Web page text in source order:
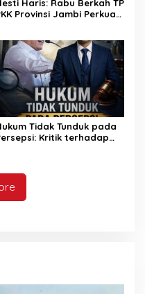
Haris: Rabu Berkah TP
Provinsi Jambi Perkuat
Rumah
Tidak Tunduk pada
Kritik terhadap